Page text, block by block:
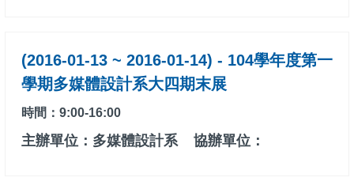
(2016-01-13 ~ 2016-01-14) - 104學年度第一
學期多媒體設計系大四期末展
時間：9:00-16:00
主辦單位：多媒體設計系 協辦單位：